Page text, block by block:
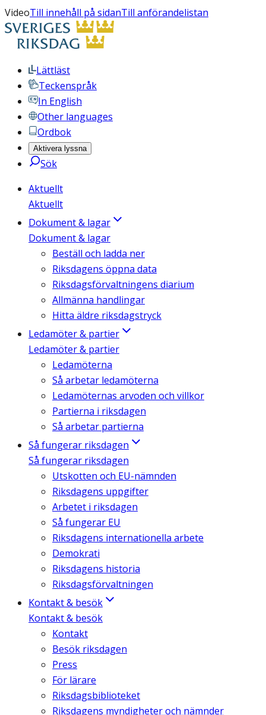
VideoTill innehåll på sidanTill anförandelistan
Lättläst
Teckenspråk
In English
Other languages
Ordbok
Aktivera lyssna
Sök
Aktuellt
Aktuellt
Dokument & lagar
Dokument & lagar
Beställ och ladda ner
Riksdagens öppna data
Riksdagsförvaltningens diarium
Allmänna handlingar
Hitta äldre riksdagstryck
Ledamöter & partier
Ledamöter & partier
Ledamöterna
Så arbetar ledamöterna
Ledamöternas arvoden och villkor
Partierna i riksdagen
Så arbetar partierna
Så fungerar riksdagen
Så fungerar riksdagen
Utskotten och EU-nämnden
Riksdagens uppgifter
Arbetet i riksdagen
Så fungerar EU
Riksdagens internationella arbete
Demokrati
Riksdagens historia
Riksdagsförvaltningen
Kontakt & besök
Kontakt & besök
Kontakt
Besök riksdagen
Press
För lärare
Riksdagsbiblioteket
Riksdagens myndigheter och nämnder